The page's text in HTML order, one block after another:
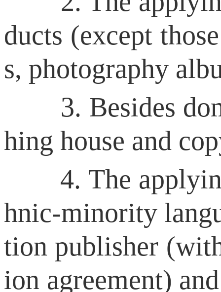
ducts (except
s, photography
3. Besides
hing house and
4. The applying
hnic-minority
tion publisher
ion agreement)